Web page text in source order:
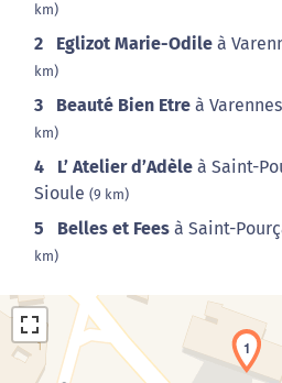
km)
2 Eglizot Marie-Odile à
km)
3 Beauté Bien Etre à
km)
4 L’ Atelier d’Adèle à Saint-
Sioule (9 km)
5 Belles et Fees à Saint-
km)
1